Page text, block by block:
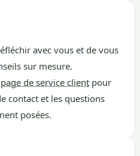
avec vous et de vous
sur mesure.
page de service clientpour
contact et les questions
posées.